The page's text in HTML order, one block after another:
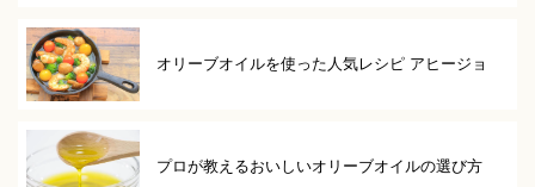
オリーブオイルを使った人気レシピ アヒージョ
プロが教えるおいしいオリーブオイルの選び方